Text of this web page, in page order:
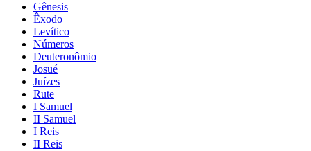
Gênesis
Êxodo
Levítico
Números
Deuteronômio
Josué
Juízes
Rute
I Samuel
II Samuel
I Reis
II Reis